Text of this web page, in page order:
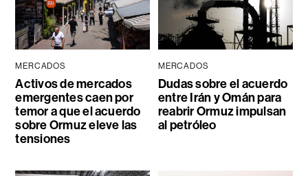
MERCADOS
Activos de mercados
emergentes caen por
temor a que el acuerdo
sobre Ormuz eleve las
tensiones
MERCADOS
Dudas sobre el acuerdo
entre Irán y Omán para
reabrir Ormuz impulsan
al petróleo